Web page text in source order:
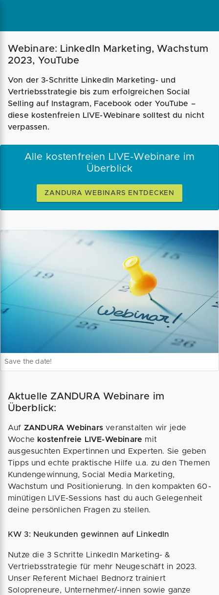
Webinare: LinkedIn Marketing, Wachstum
2023, YouTube
Von der 3-Schritte LinkedIn Marketing- und
Vertriebsstrategie bis zum erfolgreichen Social
Selling auf Instagram, Facebook oder YouTube –
diese kostenfreien LIVE-Webinare solltest du nicht
verpassen.
Alle kostenfreien LIVE-Webinare im
Überblick
ZANDURA WEBINARS ENTDECKEN
Save the date!
Aktuelle ZANDURA Webinare im
Überblick:
Auf ZANDURA Webinars veranstalten wir jede
Woche kostenfreie LIVE-Webinare mit
ausgesuchten Expertinnen und Experten. Sie geben
Tipps und echte praktische Hilfe u.a. zu den Themen
Kundengewinnung, Social Media Marketing,
Wachstum und Positionierung. In den kompakten 60-
minütigen LIVE-Sessions hast du auch Gelegenheit
deine persönlichen Fragen zu stellen.
KW 3: Neukunden gewinnen auf LinkedIn
Nutze die 3 Schritte LinkedIn Marketing- &
Vertriebsstrategie für mehr Neugeschäft in 2023.
Unser Referent Michael Bednorz trainiert
Solopreneure, Unternehmer/-innen sowie ganze